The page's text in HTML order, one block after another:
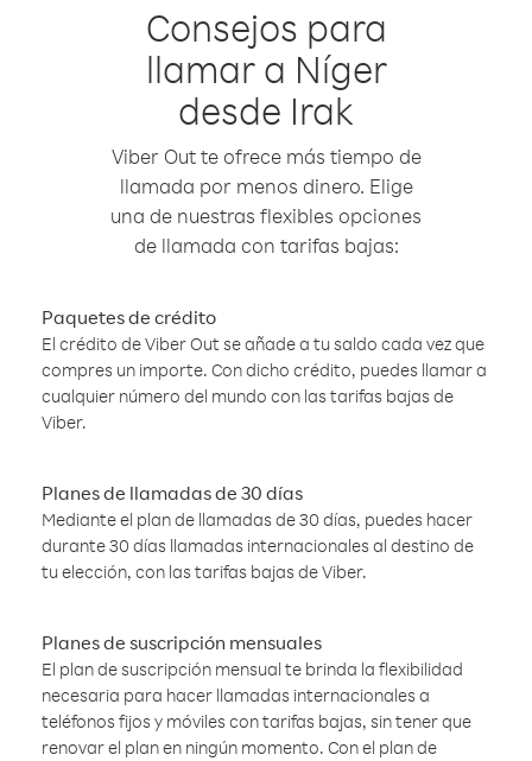
Consejos para
llamar a Níger
desde Irak
Viber Out te ofrece más tiempo de
llamada por menos dinero. Elige
una de nuestras flexibles opciones
de llamada con tarifas bajas:
Paquetes de crédito
El crédito de Viber Out se añade a tu saldo cada vez que
compres un importe. Con dicho crédito, puedes llamar a
cualquier número del mundo con las tarifas bajas de
Viber.
Planes de llamadas de 30 días
Mediante el plan de llamadas de 30 días, puedes hacer
durante 30 días llamadas internacionales al destino de
tu elección, con las tarifas bajas de Viber.
Planes de suscripción mensuales
El plan de suscripción mensual te brinda la flexibilidad
necesaria para hacer llamadas internacionales a
teléfonos fijos y móviles con tarifas bajas, sin tener que
renovar el plan en ningún momento. Con el plan de